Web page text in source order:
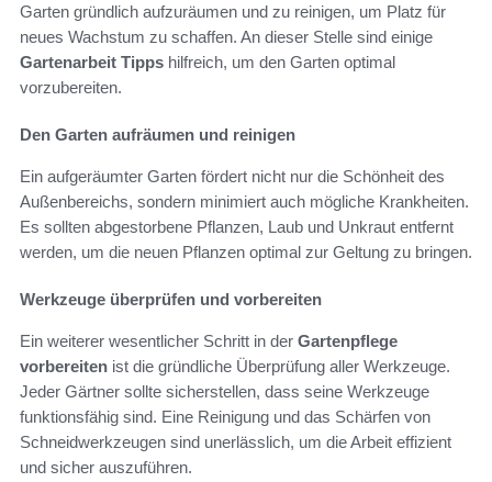
Garten gründlich aufzuräumen und zu reinigen, um Platz für
neues Wachstum zu schaffen. An dieser Stelle sind einige
Gartenarbeit Tipps hilfreich, um den Garten optimal
vorzubereiten.
Den Garten aufräumen und reinigen
Ein aufgeräumter Garten fördert nicht nur die Schönheit des
Außenbereichs, sondern minimiert auch mögliche Krankheiten.
Es sollten abgestorbene Pflanzen, Laub und Unkraut entfernt
werden, um die neuen Pflanzen optimal zur Geltung zu bringen.
Werkzeuge überprüfen und vorbereiten
Ein weiterer wesentlicher Schritt in der Gartenpflege
vorbereiten ist die gründliche Überprüfung aller Werkzeuge.
Jeder Gärtner sollte sicherstellen, dass seine Werkzeuge
funktionsfähig sind. Eine Reinigung und das Schärfen von
Schneidwerkzeugen sind unerlässlich, um die Arbeit effizient
und sicher auszuführen.